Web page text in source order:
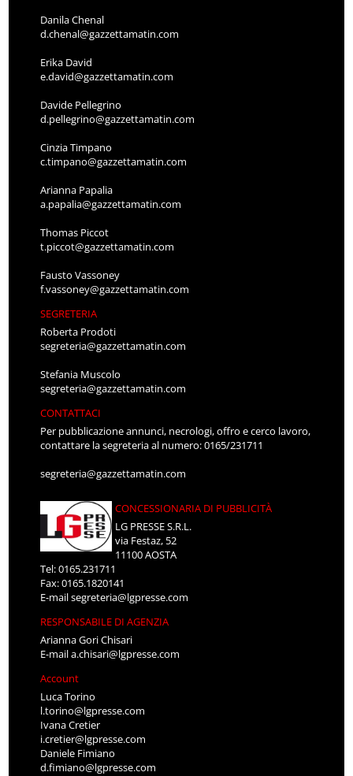
Danila Chenal
d.chenal@gazzettamatin.com
Erika David
e.david@gazzettamatin.com
Davide Pellegrino
d.pellegrino@gazzettamatin.com
Cinzia Timpano
c.timpano@gazzettamatin.com
Arianna Papalia
a.papalia@gazzettamatin.com
Thomas Piccot
t.piccot@gazzettamatin.com
Fausto Vassoney
f.vassoney@gazzettamatin.com
SEGRETERIA
Roberta Prodoti
segreteria@gazzettamatin.com
Stefania Muscolo
segreteria@gazzettamatin.com
CONTATTACI
Per pubblicazione annunci, necrologi, offro e cerco lavoro,
contattare la segreteria al numero: 0165/231711
segreteria@gazzettamatin.com
CONCESSIONARIA DI PUBBLICITÀ
LG PRESSE S.R.L.
via Festaz, 52
11100 AOSTA
Tel: 0165.231711
Fax: 0165.1820141
E-mailsegreteria@lgpresse.com
RESPONSABILE DI AGENZIA
Arianna Gori Chisari
E-maila.chisari@lgpresse.com
Account
Luca Torino
l.torino@lgpresse.com
Ivana Cretier
i.cretier@lgpresse.com
Daniele Fimiano
d.fimiano@lgpresse.com